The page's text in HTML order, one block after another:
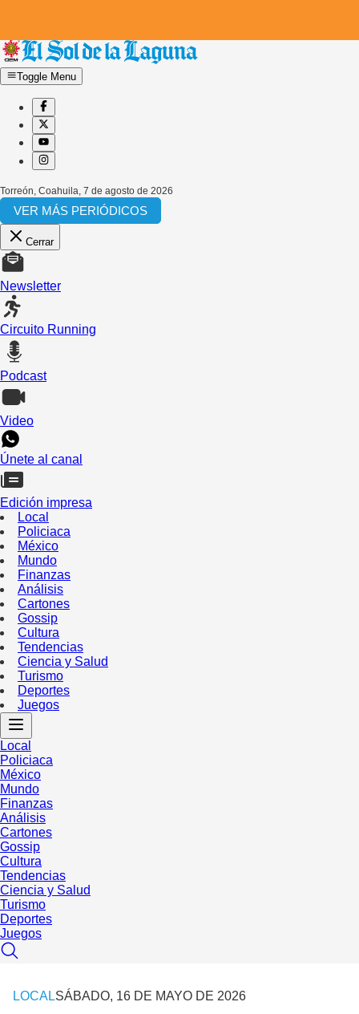
Toggle Menu
Torreón, Coahuila 7 de agosto de 2026
VER MÁS PERIÓDICOS
Cerrar
Newsletter
Circuito Running
Podcast
Video
Únete al canal
Edición impresa
Local
Policiaca
México
Mundo
Finanzas
Análisis
Cartones
Gossip
Cultura
Tendencias
Ciencia y Salud
Turismo
Deportes
Juegos
Local
Policiaca
México
Mundo
Finanzas
Análisis
Cartones
Gossip
Cultura
Tendencias
Ciencia y Salud
Turismo
Deportes
Juegos
LOCALSÁBADO, 16 DE MAYO DE 2026